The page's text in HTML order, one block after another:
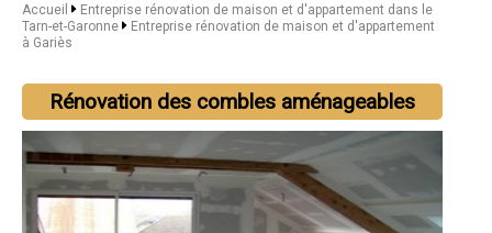
Accueil
Entreprise rénovation de maison et d'appartement dans le
Tarn-et-Garonne
Entreprise rénovation de maison et d'appartement
à Gariès
Rénovation des combles aménageables